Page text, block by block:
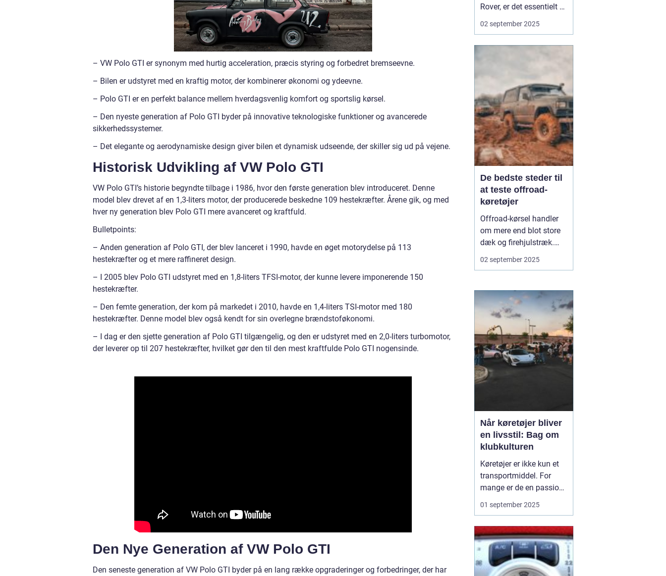
– VW Polo GTI er synonym med hurtig acceleration, præcis styring og forbedret bremseevne.
– Bilen er udstyret med en kraftig motor, der kombinerer økonomi og ydeevne.
– Polo GTI er en perfekt balance mellem hverdagsvenlig komfort og sportslig kørsel.
– Den nyeste generation af Polo GTI byder på innovative teknologiske funktioner og avancerede
sikkerhedssystemer.
– Det elegante og aerodynamiske design giver bilen et dynamisk udseende, der skiller sig ud på vejene.
Historisk Udvikling af VW Polo GTI
VW Polo GTI’s historie begyndte tilbage i 1986, hvor den første generation blev introduceret. Denne
model blev drevet af en 1,3-liters motor, der producerede beskedne 109 hestekræfter. Årene gik, og med
hver ny generation blev Polo GTI mere avanceret og kraftfuld.
Bulletpoints:
– Anden generation af Polo GTI, der blev lanceret i 1990, havde en øget motorydelse på 113
hestekræfter og et mere raffineret design.
– I 2005 blev Polo GTI udstyret med en 1,8-liters TFSI-motor, der kunne levere imponerende 150
hestekræfter.
– Den femte generation, der kom på markedet i 2010, havde en 1,4-liters TSI-motor med 180
hestekræfter. Denne model blev også kendt for sin overlegne brændstoføkonomi.
– I dag er den sjette generation af Polo GTI tilgængelig, og den er udstyret med en 2,0-liters turbomotor,
der leverer op til 207 hestekræfter, hvilket gør den til den mest kraftfulde Polo GTI nogensinde.
Den Nye Generation af VW Polo GTI
Den seneste generation af VW Polo GTI byder på en lang række opgraderinger og forbedringer, der har
Rover, er det essentielt at
sørge for, at den får den
optimale service og
ejerens daglige
køreglæde....
02 september 2025
De bedste steder til
at teste offroad-
køretøjer
Offroad-kørsel handler
om mere end blot store
dæk og firehjulstræk.
Det er en oplevelse, hvor
bil og natur mødes på
Mange bilentusiaster og
eventyrlystne vælger at
teste deres kør...
02 september 2025
Når køretøjer bliver
en livsstil: Bag om
klubkulturen
Køretøjer er ikke kun et
transportmiddel. For
mange er de en passion,
et samlingspunkt og en
livsstil. Klubkulturen
motorcykler og lastbiler
rummer fællesskaber,
traditioner og historier,
der går langt ud over...
01 september 2025